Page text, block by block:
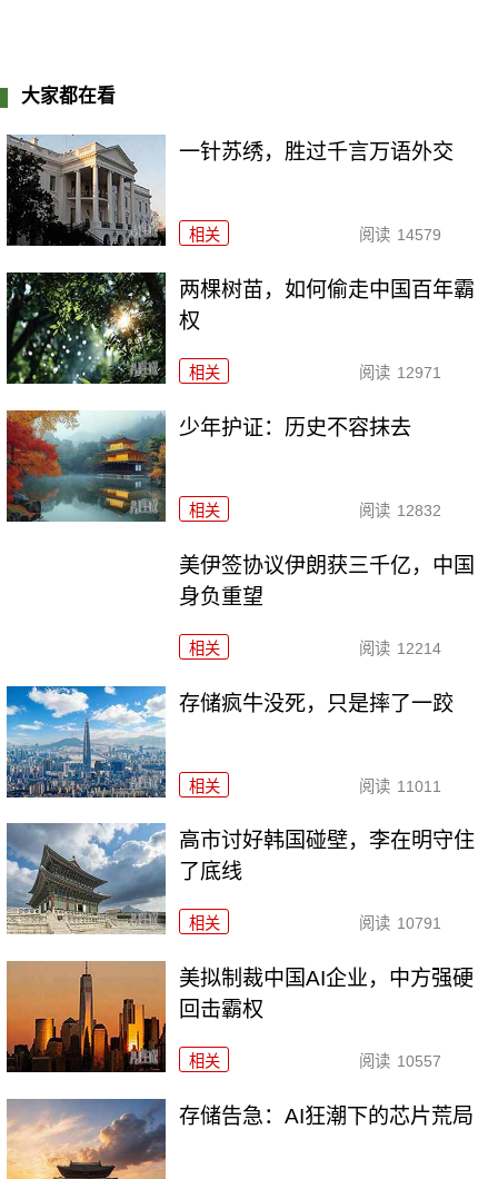
大家都在看
一针苏绣，胜过千言万语外交
相关 阅读 14579
两棵树苗，如何偷走中国百年霸
权
相关 阅读 12971
少年护证：历史不容抹去
相关 阅读 12832
美伊签协议伊朗获三千亿，中国
身负重望
相关 阅读 12214
存储疯牛没死，只是摔了一跤
相关 阅读 11011
高市讨好韩国碰壁，李在明守住
了底线
相关 阅读 10791
美拟制裁中国AI企业，中方强硬
回击霸权
相关 阅读 10557
存储告急：AI狂潮下的芯片荒局